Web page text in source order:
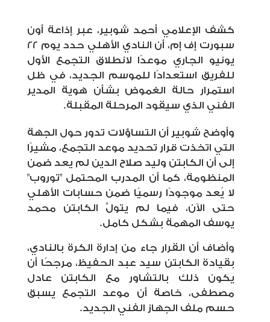
كشف الإعلامي أحمد شوبير، عبر إذاعة أون
سبورت إف إم، أن النادي الأهلي حدد يوم 22
يونيو الجاري موعدًا لانطلاق التجمع الأول
للفريق استعدادًا للموسم الجديد، في ظل
استمرار حالة الغموض بشأن هوية المدير
الفني الذي سيقود المرحلة المقبلة.
وأوضح شوبير أن التساؤلات تدور حول الجهة
التي اتخذت قرار تحديد موعد التجمع، مشيرًا
إلى أن الكابتن وليد صلاح الدين لم يعد ضمن
المنظومة، كما أن المدرب المحتمل "توروب"
لا يُعد موجودًا رسميًا ضمن حسابات الأهلي
حتى الآن، فيما لم يتولَّ الكابتن محمد
يوسف المهمة بشكل كامل.
وأضاف أن القرار جاء من إدارة الكرة بالنادي،
بقيادة الكابتن سيد عبد الحفيظ، مرجحًا أن
يكون ذلك بالتشاور مع الكابتن عادل
مصطفى، خاصة أن موعد التجمع يسبق
حسم ملف الجهاز الفني الجديد.